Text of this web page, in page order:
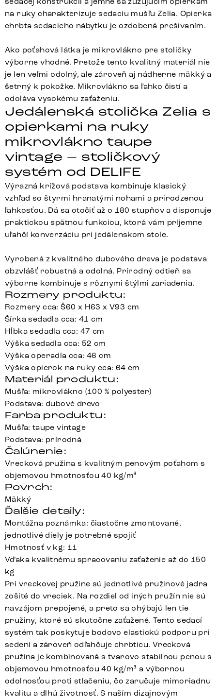
na ruky charakterizuje sedaciu mušľu Zelia. Opierka
chrbta sedacieho nábytku je ozdobená prešívaním.
Ako poťahová látka je mikrovlákno pre stoličky
výborne vhodné. Pretože tento kvalitný materiál nie
je len veľmi odolný, ale zároveň aj nádherne mäkký a
šetrný k pokožke. Mikrovlákno sa ľahko čistí a
odoláva vysokému zaťaženiu.
Jedálenská stolička Zelia s
opierkami na ruky
mikrovlákno taupe
vintage – stoličkový
systém od DELIFE
Výrazná krížová podstava kombinuje klasický
vzhľad so štyrmi hranatými nohami a prirodzenou
ľahkosťou. Dá sa otočiť až o 180 stupňov a disponuje
praktickou spätnou funkciou, ktorá vám príjemne
uľahčí konverzáciu pri jedálenskom stole.
Vyrobená z kvalitného dubového dreva je podstava
obzvlášť robustná a odolná. Prírodný odtieň sa
výborne kombinuje s rôznymi štýlmi zariadenia.
Rozmery produktu:
Rozmery cca: Š60 x H63 x V93 cm
Šírka sedadla cca: 41 cm
Hĺbka sedadla cca: 47 cm
Výška sedadla cca: 52 cm
Výška operadla cca: 46 cm
Výška opierok na ruky cca: 64 cm
Materiál produktu:
Mušľa: mikrovlákno (100 % polyester)
Podstava: dubové drevo
Farba produktu:
Mušľa: taupe vintage
Podstava: prírodná
Čalúnenie:
Vrecková pružina s kvalitným penovým poťahom s
objemovou hmotnosťou 40 kg/m³
Povrch:
Mäkký
Ďalšie detaily:
Montážna poznámka: čiastočne zmontované,
jednotlivé diely je potrebné spojiť
Hmotnosť v kg: 11
Vďaka kvalitnému spracovaniu zaťaženie až do 150
kg
Pri vreckovej pružine sú jednotlivé pružinové jadra
zošité do vreciek. Na rozdiel od iných pružín nie sú
navzájom prepojené, a preto sa ohýbajú len tie
pružiny, ktoré sú skutočne zaťažené. Tento sedací
systém tak poskytuje bodovo elastickú podporu pri
sedení a zároveň odľahčuje chrbticu. Vrecková
pružina je kombinovaná s tvarovo stabilnou penou s
objemovou hmotnosťou 40 kg/m³ a výbornou
odolnosťou proti stlačeniu, čo zaručuje mimoriadnu
kvalitu a dlhú životnosť. S naším dizajnovým